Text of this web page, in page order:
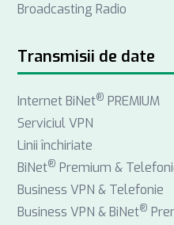
o
k
d
n
g
a
m
Broadcasting Radio
Transmisii de date
Internet BiNet® PREMIUM
Serviciul VPN
Linii închiriate
BiNet® Premium &
Business VPN & Telefonie
Business VPN & BiNet®